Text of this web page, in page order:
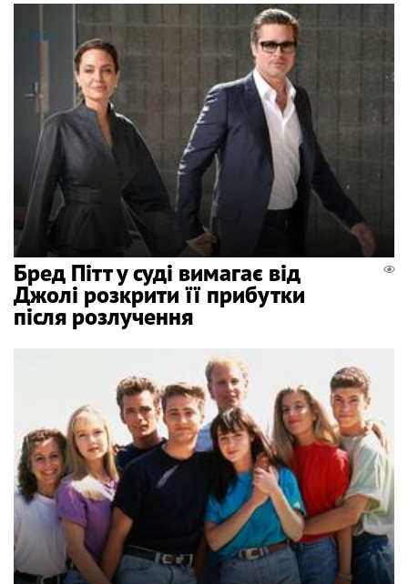
Бред Пітт у суді вимагає від
Джолі розкрити її прибутки
після розлучення